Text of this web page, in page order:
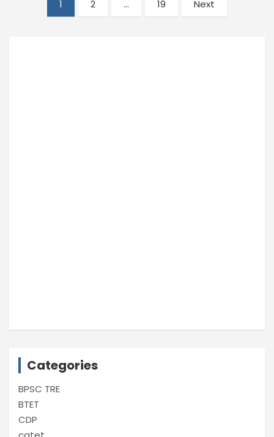
pagination
1 2 … 19 Next
Categories
BPSC TRE
BTET
CDP